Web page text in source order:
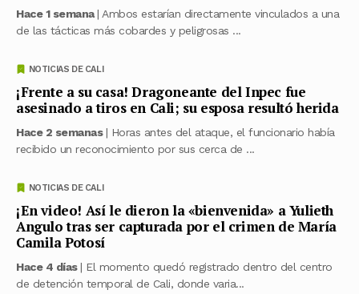
NOTICIAS DE CALI
¡En video! Así le dieron la «bienvenida» a Yulieth
Angulo tras ser capturada por el crimen de María
Camila Potosí
Hace 4 días| El momento quedó registrado dentro del centro
de detención temporal de Cali, donde varia...
Hace 1 semana| Ambos estarían directamente vinculados a una
de las tácticas más cobardes y peligrosas ...
NOTICIAS DE CALI
¡Frente a su casa! Dragoneante del Inpec fue
asesinado a tiros en Cali; su esposa resultó herida
Hace 2 semanas| Horas antes del ataque, el funcionario había
recibido un reconocimiento por sus cerca de ...